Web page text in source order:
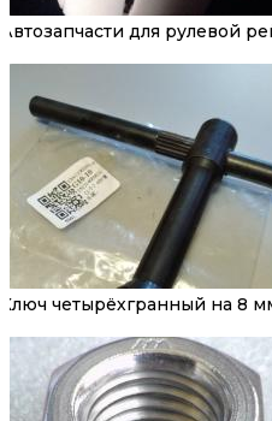
Автозапчасти для рулевой
Ключ четырёхгранный на 8